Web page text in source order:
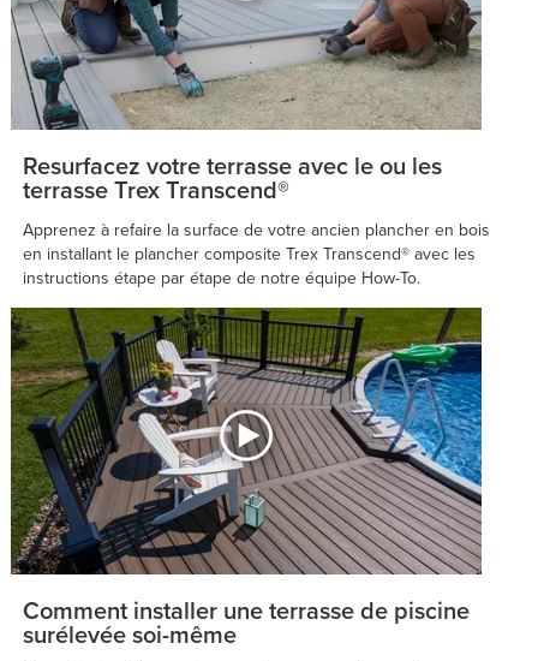
Resurfacez votre terrasse avec le ou les
terrasse Trex Transcend®
Apprenez à refaire la surface de votre ancien plancher en bois
en installant le plancher composite Trex Transcend® avec les
instructions étape par étape de notre équipe How-To.
Comment installer une terrasse de piscine
surélevée soi-même